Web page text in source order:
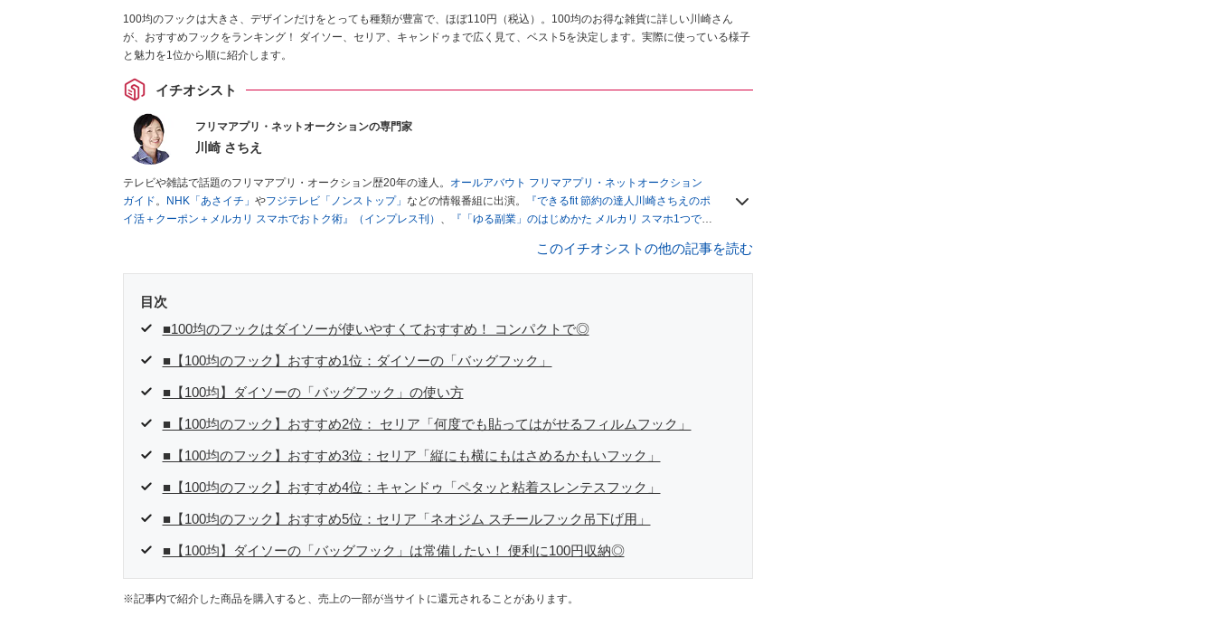
100均のフックは大きさ、デザインだけをとっても種類が豊富で、ほぼ110円（税込）。100均のお得な雑貨に詳しい川崎さん
が、おすすめフックをランキング！ ダイソー、セリア、キャンドゥまで広く見て、ベスト5を決定します。実際に使っている様子
と魅力を1位から順に紹介します。
イチオシスト
フリマアプリ・ネットオークションの専門家
川崎 さちえ
テレビや雑誌で話題のフリマアプリ・オークション歴20年の達人。
オールアバウト フリマアプリ・ネットオークション
ガイド。 NHK「あさイチ」 やフジテレビ「ノンストップ」 などの情報番組に出演。
『できるfit 節約の達人川崎さちえのポ
イ活＋クーポン＋メルカリ スマホでおトク術』（インプレス刊） 、
『「ゆる副業」のはじめかた メルカリ スマホ1つでス
■経歴：2003年、夫が子育てをするために、突然会社を辞める。翌月からの給料が０円になり、家にいながら、しかも空
いた時間でできるオークションに目をつける。しかし、取引の仕方がわからずに、まずは落札者として参加。その後、出
を生活の一部に取り入れるべく、「ネットオークションやフリマアプリは生活のインフラになる」という考えを持つ。ま
た消費税増税の社会においては、ネットオークションやフリマアプリが家計の救世主になりえると考え、業者とは違う視
このイチオシストの他の記事を読む
目次
■100均のフックはダイソーが使いやすくておすすめ！ コンパクトで◎
■【100均のフック】おすすめ1位：ダイソーの「バッグフック」
■【100均】ダイソーの「バッグフック」の使い方
■【100均のフック】おすすめ2位： セリア「何度でも貼ってはがせるフィルムフック」
■【100均のフック】おすすめ3位：セリア「縦にも横にもはさめるかもいフック」
■【100均のフック】おすすめ4位：キャンドゥ「ペタッと粘着スレンテスフック」
■【100均のフック】おすすめ5位：セリア「ネオジム スチールフック吊下げ用」
■【100均】ダイソーの「バッグフック」は常備したい！ 便利に100円収納◎
※記事内で紹介した商品を購入すると、売上の一部が当サイトに還元されることがあります。